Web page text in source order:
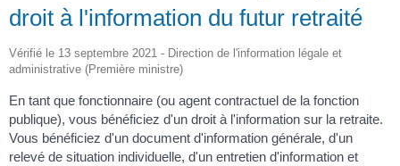
droit à l'information du futur retraité
Vérifié le 13 septembre 2021 - Direction de l'information légale et
administrative (Première ministre)
En tant que fonctionnaire (ou agent contractuel de la fonction
publique), vous bénéficiez d'un droit à l'information sur la retraite.
Vous bénéficiez d'un document d'information générale, d'un
relevé de situation individuelle, d'un entretien d'information et